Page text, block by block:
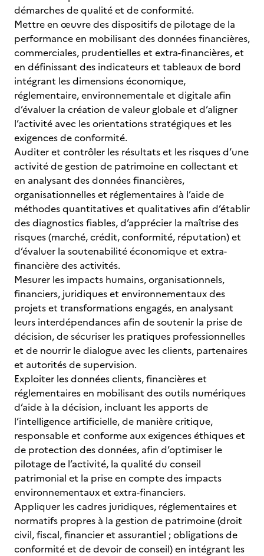
démarches de qualité et de conformité.
Mettre en œuvre des dispositifs de pilotage de la
performance en mobilisant des données financières,
commerciales, prudentielles et extra-financières, et
en définissant des indicateurs et tableaux de bord
intégrant les dimensions économique,
réglementaire, environnementale et digitale afin
d’évaluer la création de valeur globale et d’aligner
l’activité avec les orientations stratégiques et les
exigences de conformité.
Auditer et contrôler les résultats et les risques d’une
activité de gestion de patrimoine en collectant et
en analysant des données financières,
organisationnelles et réglementaires à l’aide de
méthodes quantitatives et qualitatives afin d’établir
des diagnostics fiables, d’apprécier la maîtrise des
risques (marché, crédit, conformité, réputation) et
d’évaluer la soutenabilité économique et extra-
financière des activités.
Mesurer les impacts humains, organisationnels,
financiers, juridiques et environnementaux des
projets et transformations engagés, en analysant
leurs interdépendances afin de soutenir la prise de
décision, de sécuriser les pratiques professionnelles
et de nourrir le dialogue avec les clients, partenaires
et autorités de supervision.
Exploiter les données clients, financières et
réglementaires en mobilisant des outils numériques
d’aide à la décision, incluant les apports de
l’intelligence artificielle, de manière critique,
responsable et conforme aux exigences éthiques et
de protection des données, afin d’optimiser le
pilotage de l’activité, la qualité du conseil
patrimonial et la prise en compte des impacts
environnementaux et extra-financiers.
Appliquer les cadres juridiques, réglementaires et
normatifs propres à la gestion de patrimoine (droit
civil, fiscal, financier et assurantiel ; obligations de
conformité et de devoir de conseil) en intégrant les